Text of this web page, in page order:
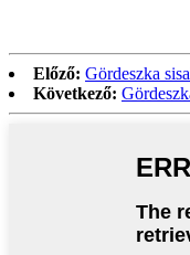
Előző: Gördeszka
Következő: